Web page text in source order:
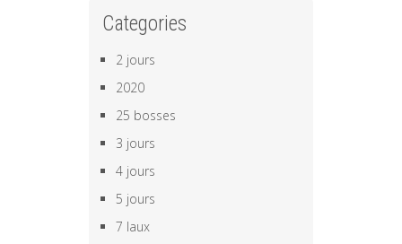
Categories
2 jours
2020
25 bosses
3 jours
4 jours
5 jours
7 laux